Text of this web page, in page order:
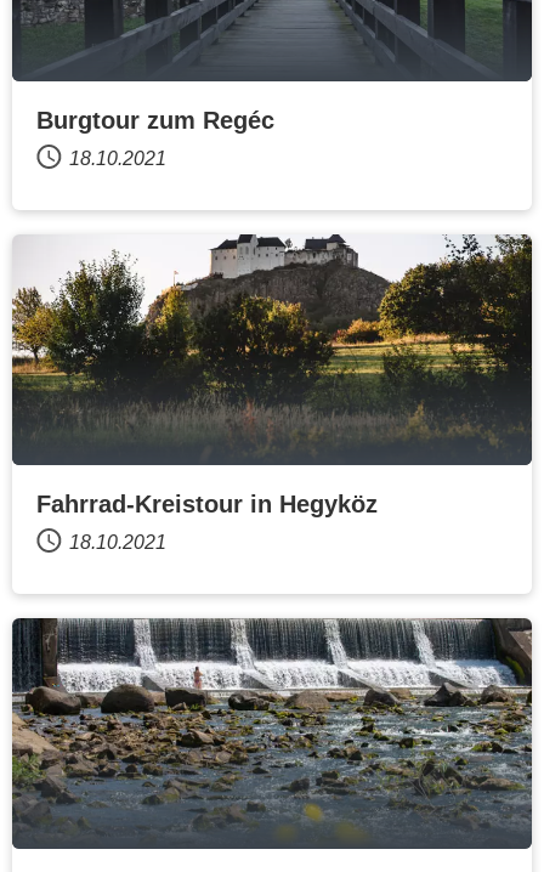
Burgtour zum Regéc
18.10.2021
Fahrrad-Kreistour in Hegyköz
18.10.2021